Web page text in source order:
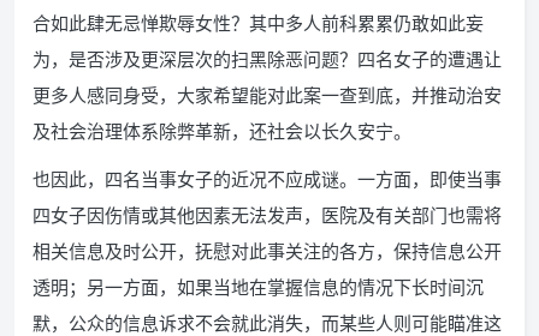
合如此肆无忌惮欺辱女性？其中多人前科累累仍敢如此妄
为，是否涉及更深层次的扫黑除恶问题？四名女子的遭遇让
更多人感同身受，大家希望能对此案一查到底，并推动治安
及社会治理体系除弊革新，还社会以长久安宁。
也因此，四名当事女子的近况不应成谜。一方面，即使当事
四女子因伤情或其他因素无法发声，医院及有关部门也需将
相关信息及时公开，抚慰对此事关注的各方，保持信息公开
透明；另一方面，如果当地在掌握信息的情况下长时间沉
默，公众的信息诉求不会就此消失，而某些人则可能瞄准这